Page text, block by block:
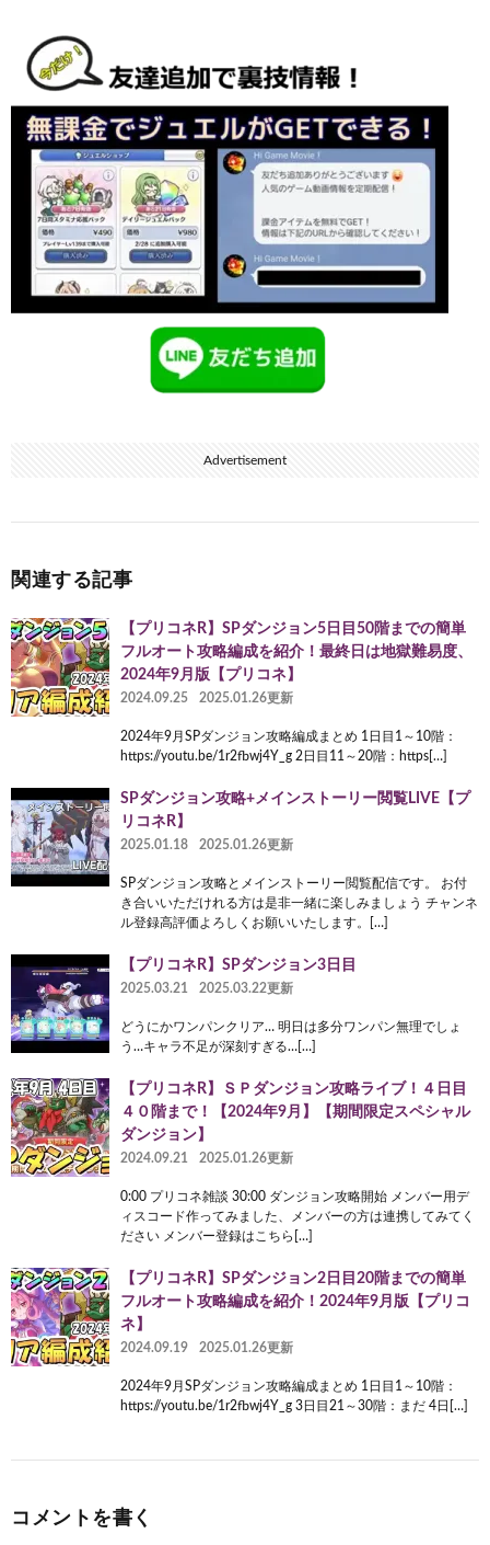
Advertisement
関連する記事
【プリコネR】SPダンジョン5日目50階までの簡単
フルオート攻略編成を紹介！最終日は地獄難易度、
2024年9月版【プリコネ】
2024.09.25 2025.01.26更新
2024年9月SPダンジョン攻略編成まとめ 1日目1～10階：
https://youtu.be/1r2fbwj4Y_g 2日目11～20階：https[…]
SPダンジョン攻略+メインストーリー閲覧LIVE【プ
リコネR】
2025.01.18 2025.01.26更新
SPダンジョン攻略とメインストーリー閲覧配信です。 お付
き合いいただけれる方は是非一緒に楽しみましょう チャンネ
ル登録高評価よろしくお願いいたします。[…]
【プリコネR】SPダンジョン3日目
2025.03.21 2025.03.22更新
どうにかワンパンクリア… 明日は多分ワンパン無理でしょ
う…キャラ不足が深刻すぎる…[…]
【プリコネR】ＳＰダンジョン攻略ライブ！４日目
４０階まで！【2024年9月】【期間限定スペシャル
ダンジョン】
2024.09.21 2025.01.26更新
0:00 プリコネ雑談 30:00 ダンジョン攻略開始 メンバー用デ
ィスコード作ってみました、メンバーの方は連携してみてく
ださい メンバー登録はこちら[…]
【プリコネR】SPダンジョン2日目20階までの簡単
フルオート攻略編成を紹介！2024年9月版【プリコ
ネ】
2024.09.19 2025.01.26更新
2024年9月SPダンジョン攻略編成まとめ 1日目1～10階：
https://youtu.be/1r2fbwj4Y_g 3日目21～30階：まだ 4日[…]
コメントを書く